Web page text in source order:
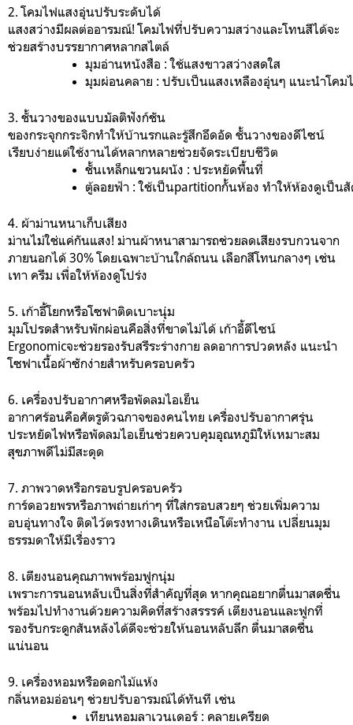
2. โคมไฟแสงอุ่นปรับระดับได้
แสงสว่างมีผลต่ออารมณ์! โคมไฟที่ปรับความสว่างและโทนสีได้จะ
ช่วยสร้างบรรยากาศหลากสไตล์
มุมอ่านหนังสือ : ใช้แสงขาวสว่างสดใส
มุมผ่อนคลาย : ปรับเป็นแสงเหลืองอุ่นๆ แนะนำโค
3. ชั้นวางของแบบมัลติฟังก์ชัน
ของกระจุกกระจิกทำให้บ้านรกและรู้สึกอึดอัด ชั้นวางของดีไซน์
เรียบง่ายแต่ใช้งานได้หลากหลายช่วยจัดระเบียบชีวิต
ชั้นเหล็กแขวนผนัง : ประหยัดพื้นที่
ตู้ลอยฟ้า : ใช้เป็นpartitionกั้นห้อง ทำให้ห้องดูเป็น
4. ผ้าม่านหนาเก็บเสียง
ม่านไม่ใช่แค่กันแสง! ม่านผ้าหนาสามารถช่วยลดเสียงรบกวนจาก
ภายนอกได้ 30% โดยเฉพาะบ้านใกล้ถนน เลือกสีโทนกลางๆ เช่น
เทา ครีม เพื่อให้ห้องดูโปร่ง
5. เก้าอี้โยกหรือโซฟาติดเบาะนุ่ม
มุมโปรดสำหรับพักผ่อนคือสิ่งที่ขาดไม่ได้ เก้าอี้ดีไซน์
Ergonomicจะช่วยรองรับสรีระร่างกาย ลดอาการปวดหลัง แนะนำ
โซฟาเนื้อผ้าซักง่ายสำหรับครอบครัว
6. เครื่องปรับอากาศหรือพัดลมไอเย็น
อากาศร้อนคือศัตรูตัวฉกาจของคนไทย เครื่องปรับอากาศรุ่น
ประหยัดไฟหรือพัดลมไอเย็นช่วยควบคุมอุณหภูมิให้เหมาะสม
สุขภาพดีไม่มีสะดุด
7. ภาพวาดหรือกรอบรูปครอบครัว
การ์ดอวยพรหรือภาพถ่ายเก่าๆ ที่ใส่กรอบสวยๆ ช่วยเพิ่มความ
อบอุ่นทางใจ ติดไว้ตรงทางเดินหรือเหนือโต๊ะทำงาน เปลี่ยนมุม
ธรรมดาให้มีเรื่องราว
8. เตียงนอนคุณภาพพร้อมฟูกนุ่ม
เพราะการนอนหลับเป็นสิ่งที่สำคัญที่สุด หากคุณอยากตื่นมาสดชื่น
พร้อมไปทำงานด้วยความคิดที่สร้างสรรรค์ เตียงนอนและฟูกที่
รองรับกระดูกสันหลังได้ดีจะช่วยให้นอนหลับลึก ตื่นมาสดชื่น
แน่นอน
9. เครื่องหอมหรือดอกไม้แห้ง
กลิ่นหอมอ่อนๆ ช่วยปรับอารมณ์ได้ทันที เช่น
เทียนหอมลาเวนเดอร์ : คลายเครียด